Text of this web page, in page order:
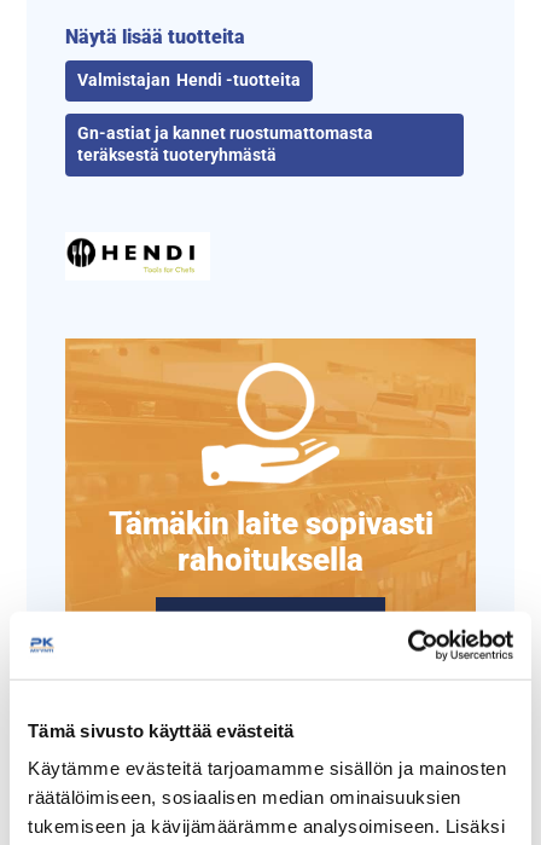
Tämä sivusto käyttää evästeitä
Käytämme evästeitä tarjoamamme sisällön ja mainosten
räätälöimiseen, sosiaalisen median ominaisuuksien
tukemiseen ja kävijämäärämme analysoimiseen. Lisäksi
Näytä lisää tuotteita
Hendi -tuotteita
Gn-astiat ja kannet ruostumattomasta
teräksestä tuoteryhmästä
Tämäkin laite sopivasti
rahoituksella